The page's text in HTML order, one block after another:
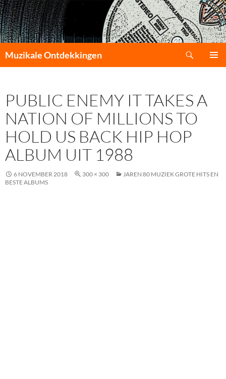
Muzikale Ontdekkingen
INHOUD
PUBLIC ENEMY IT TAKES A
NATION OF MILLIONS TO
HOLD US BACK HIP HOP
ALBUM UIT 1988
6 NOVEMBER 2018 300 × 300
JAREN 80 MUZIEK GROTE HITS EN
BESTE ALBUMS